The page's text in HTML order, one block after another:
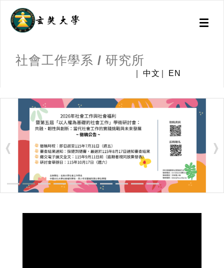
Toggle
社會工作學系 / 研究所
中文 EN